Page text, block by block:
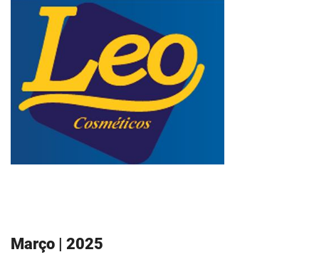
Março | 2025